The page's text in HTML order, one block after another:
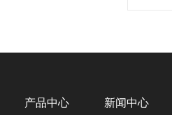
产品中心 新闻中心